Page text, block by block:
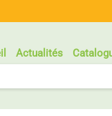
Actualités